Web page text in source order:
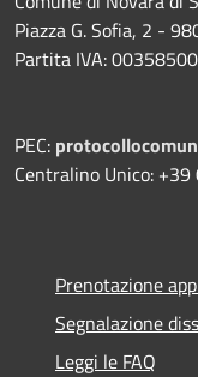
Piazza G. Sofia, 2 -
Partita IVA:
PEC:
Centralino Unico:
Prenotazione
Segnalazione
Leggi le FAQ